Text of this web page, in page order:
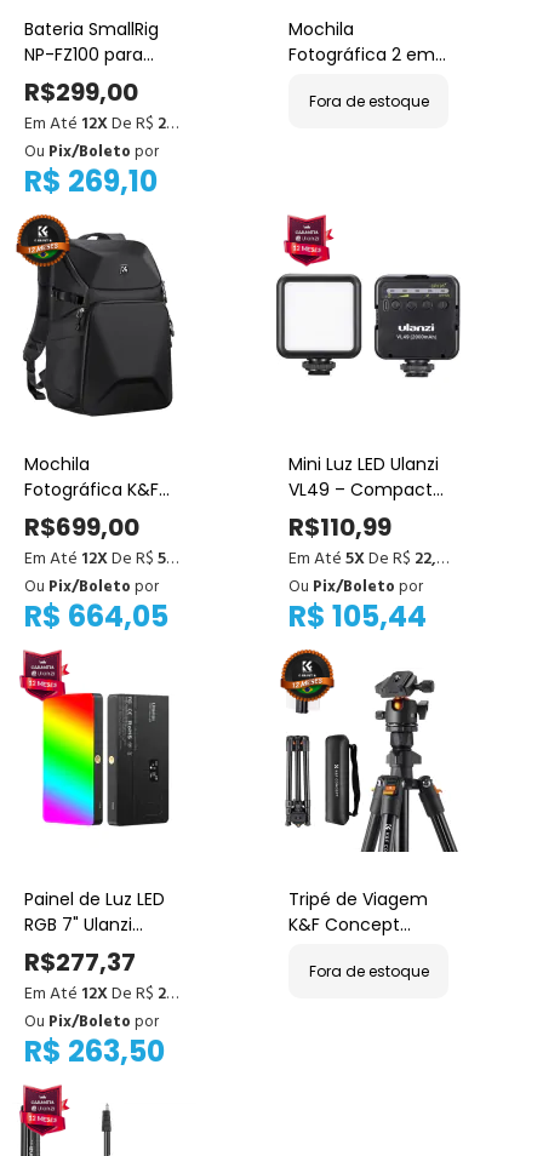
Bateria SmallRig
NP-FZ100 para
Sony - compatível
com a9 II, a7S III,
a6600 e outros.
R$299,00
Em Até 12XDe R$ 24,92
R$ 269,10
Ou Pix/Boletopor
Mochila
Fotográfica 2 em 1
Mochila e Bolsa de
Fora de estoque
Mochila
Fotográfica K&F
Concept Beta 20L
– Impermeável
para Câmera,
Tripé e Notebook
15,6" (Preta)
R$699,00
Em Até 12XDe R$58,25
R$ 664,05
Ou Pix/Boletopor
Mini Luz LED Ulanzi
VL49 – Compacta
e Portátil para
Vídeo
R$110,99
Em Até5XDe R$ 22,20
R$ 105,44
Ou Pix/Boletopor
Painel de Luz LED
RGB 7" Ulanzi
LT002 – Portátil e
Versátil
R$277,37
Em Até 12XDe R$ 23,11
R$ 263,50
Ou Pix/Boletopor
Tripé de Viagem
K&F Concept
Portátil e para
Fora de estoque